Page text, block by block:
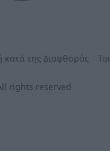
κατά της Διαφθοράς
rights reserved